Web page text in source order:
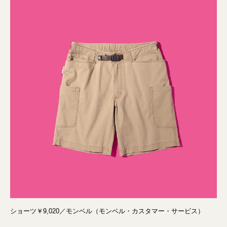
ショーツ￥9,020／モンベル（モンベル・カスタマー・サービス）